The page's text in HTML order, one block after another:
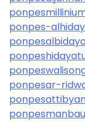
ponpes-
ponpesar-